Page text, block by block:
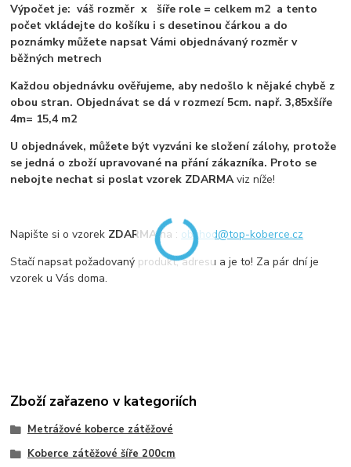
Výpočet je: váš rozměr x šíře role = celkem m2 a tento
počet vkládejte do košíku i s desetinou čárkou a do
poznámky můžete napsat Vámi objednávaný rozměr v
běžných metrech
Každou objednávku ověřujeme, aby nedošlo k nějaké chybě z
obou stran. Objednávat se dá v rozmezí 5cm. např. 3,85xšíře
4m= 15,4 m2
U objednávek, můžete být vyzváni ke složení zálohy, protože
se jedná o zboží upravované na přání zákazníka. Proto se
nebojte nechat si poslat vzorek ZDARMAviz níže!
Napište si o vzorek ZDARMAna : obchod@top-koberce.cz
Stačí napsat požadovaný produkt, adresu a je to! Za pár dní je
vzorek u Vás doma.
Zboží zařazeno v kategoriích
Metrážové koberce zátěžové
Koberce zátěžové šíře 200cm